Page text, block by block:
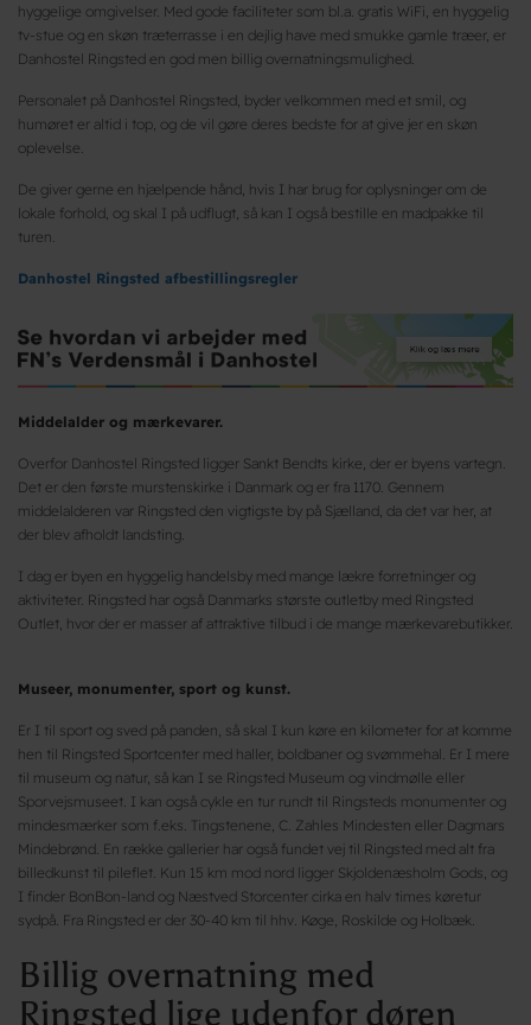
hyggelige omgivelser. Med gode faciliteter som bl.a. gratis WiFi, en hyggelig
tv-stue og en skøn træterrasse i en dejlig have med smukke gamle træer, er
Danhostel Ringsted en god men billig overnatningsmulighed.
Personalet på Danhostel Ringsted, byder velkommen med et smil, og
humøret er altid i top, og de vil gøre deres bedste for at give jer en skøn
oplevelse.
De giver gerne en hjælpende hånd, hvis I har brug for oplysninger om de
lokale forhold, og skal I på udflugt, så kan I også bestille en madpakke til
turen.
Danhostel Ringsted afbestillingsregler
Middelalder og mærkevarer.
Overfor Danhostel Ringsted ligger Sankt Bendts kirke, der er byens vartegn.
Det er den første murstenskirke i Danmark og er fra 1170. Gennem
middelalderen var Ringsted den vigtigste by på Sjælland, da det var her, at
der blev afholdt landsting.
I dag er byen en hyggelig handelsby med mange lækre forretninger og
aktiviteter. Ringsted har også Danmarks største outletby med Ringsted
Outlet, hvor der er masser af attraktive tilbud i de mange mærkevarebutikker.
Museer, monumenter, sport og kunst.
Er I til sport og sved på panden, så skal I kun køre en kilometer for at komme
hen til Ringsted Sportcenter med haller, boldbaner og svømmehal. Er I mere
til museum og natur, så kan I se Ringsted Museum og vindmølle eller
Sporvejsmuseet. I kan også cykle en tur rundt til Ringsteds monumenter og
mindesmærker som f.eks. Tingstenene, C. Zahles Mindesten eller Dagmars
Mindebrønd. En række gallerier har også fundet vej til Ringsted med alt fra
billedkunst til pileflet. Kun 15 km mod nord ligger Skjoldenæsholm Gods, og
I finder BonBon-land og Næstved Storcenter cirka en halv times køretur
sydpå. Fra Ringsted er der 30-40 km til hhv. Køge, Roskilde og Holbæk.
Billig overnatning med
Ringsted lige udenfor døren